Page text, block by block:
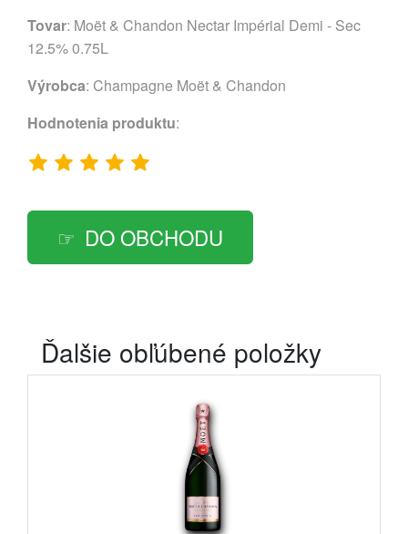
Tovar: Moët & Chandon Nectar Impérial Demi - Sec
12.5% 0.75L
Výrobca: Champagne Moët & Chandon
Hodnotenia produktu:
DO OBCHODU
Ďalšie obľúbené položky